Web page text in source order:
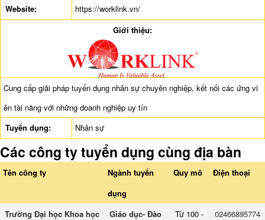
Website:
https://worklink.vn/
Giới thiệu:
Cung cấp giải pháp tuyển dụng nhân sự chuyên nghiệp, kết nối các ứng vi
ên tài năng với những doanh nghiệp uy tín
Tuyển dụng:
Nhân sự
Các công ty tuyển dụng cùng địa bàn
Tên công ty
Ngành tuyển
dụng
Quy mô Điện thoại
Trường Đại học Khoa học
Giáo dục- Đào
Từ 100 -
02466895774